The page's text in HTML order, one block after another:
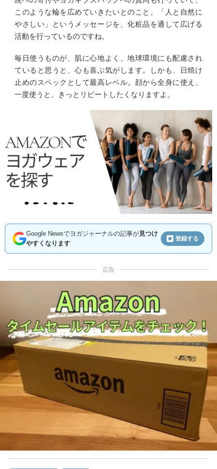
このような輪を広めていきたいとのこと。「人と自然に
やさしい」というメッセージを、化粧品を通して広げる
活動を行っているのですね。
毎日使うものが、肌に心地よく、地球環境にも配慮され
ていると思うと、心も喜ぶ気がします。しかも、日焼け
止めのスペックとして最高レベル。顔から全身に使え、
一度使うと、きっとリピートしたくなりますよ。
Google Newsでヨガジャーナルの記事が見つけ
やすくなります
登録する
広告